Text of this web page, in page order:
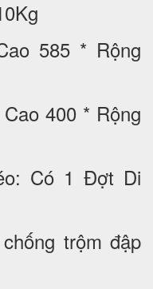
585 * Rộng
400 * Rộng
Có 1 Đợt Di
trộm đập